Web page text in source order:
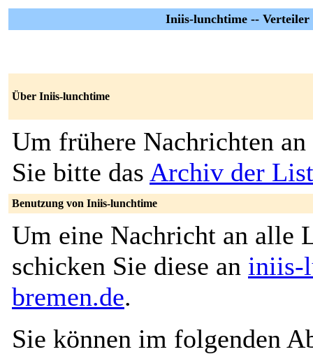
Iniis-lunchtime --
Über Iniis-lunchtime
Um frühere Nachrichten an
Sie bitte das Archiv der
Benutzung von Iniis-lunchtime
Um eine Nachricht an alle
schicken Sie diese an iniis-
bremen.de.
Sie können im folgenden